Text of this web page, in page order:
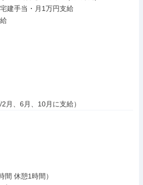
建手当・月1万円支給
月、6月、10月に支給）
休憩1時間）